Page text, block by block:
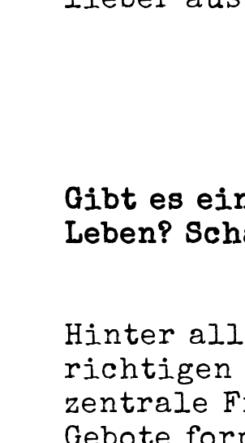
Gibt es
Leben?
Hinter all
richtigen
zentrale